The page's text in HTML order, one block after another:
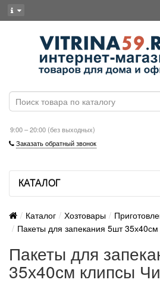
9:00 – 20:00 (без выходных)
Заказать обратный звонок
КАТАЛОГ
Каталог Хозтовары
Пакеты для запекания 5шт
Пакеты для
35х40см клипсы